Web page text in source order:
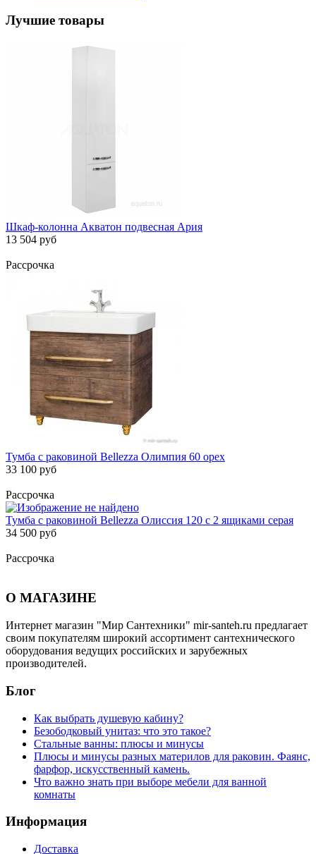
Лучшие товары
Шкаф-колонна Акватон подвесная Ария
13 504 руб
Рассрочка
Тумба с раковиной Bellezza Олимпия 60 орех
33 100 руб
Рассрочка
Тумба с раковиной Bellezza Олиссия 120 с 2 ящиками серая
34 500 руб
Рассрочка
О МАГАЗИНЕ
Интернет магазин "Мир Сантехники" mir-santeh.ru предлагает
своим покупателям широкий ассортимент сантехнического
оборудования ведущих российских и зарубежных
производителей.
Блог
Как выбрать душевую кабину?
Безободковый унитаз: что это такое?
Стальные ванны: плюсы и минусы
Плюсы и минусы разных материлов для раковин. Фаянс,
фарфор, искусственный камень.
Что важно знать при выборе мебели для ванной
комнаты
Информация
Доставка